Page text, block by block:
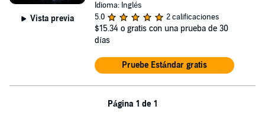
Vista previa
Idioma: Inglés
5.0
2 calificaciones
$15.34 o gratis con una prueba de 30
días
Pruebe Estándar gratis
Página 1 de 1